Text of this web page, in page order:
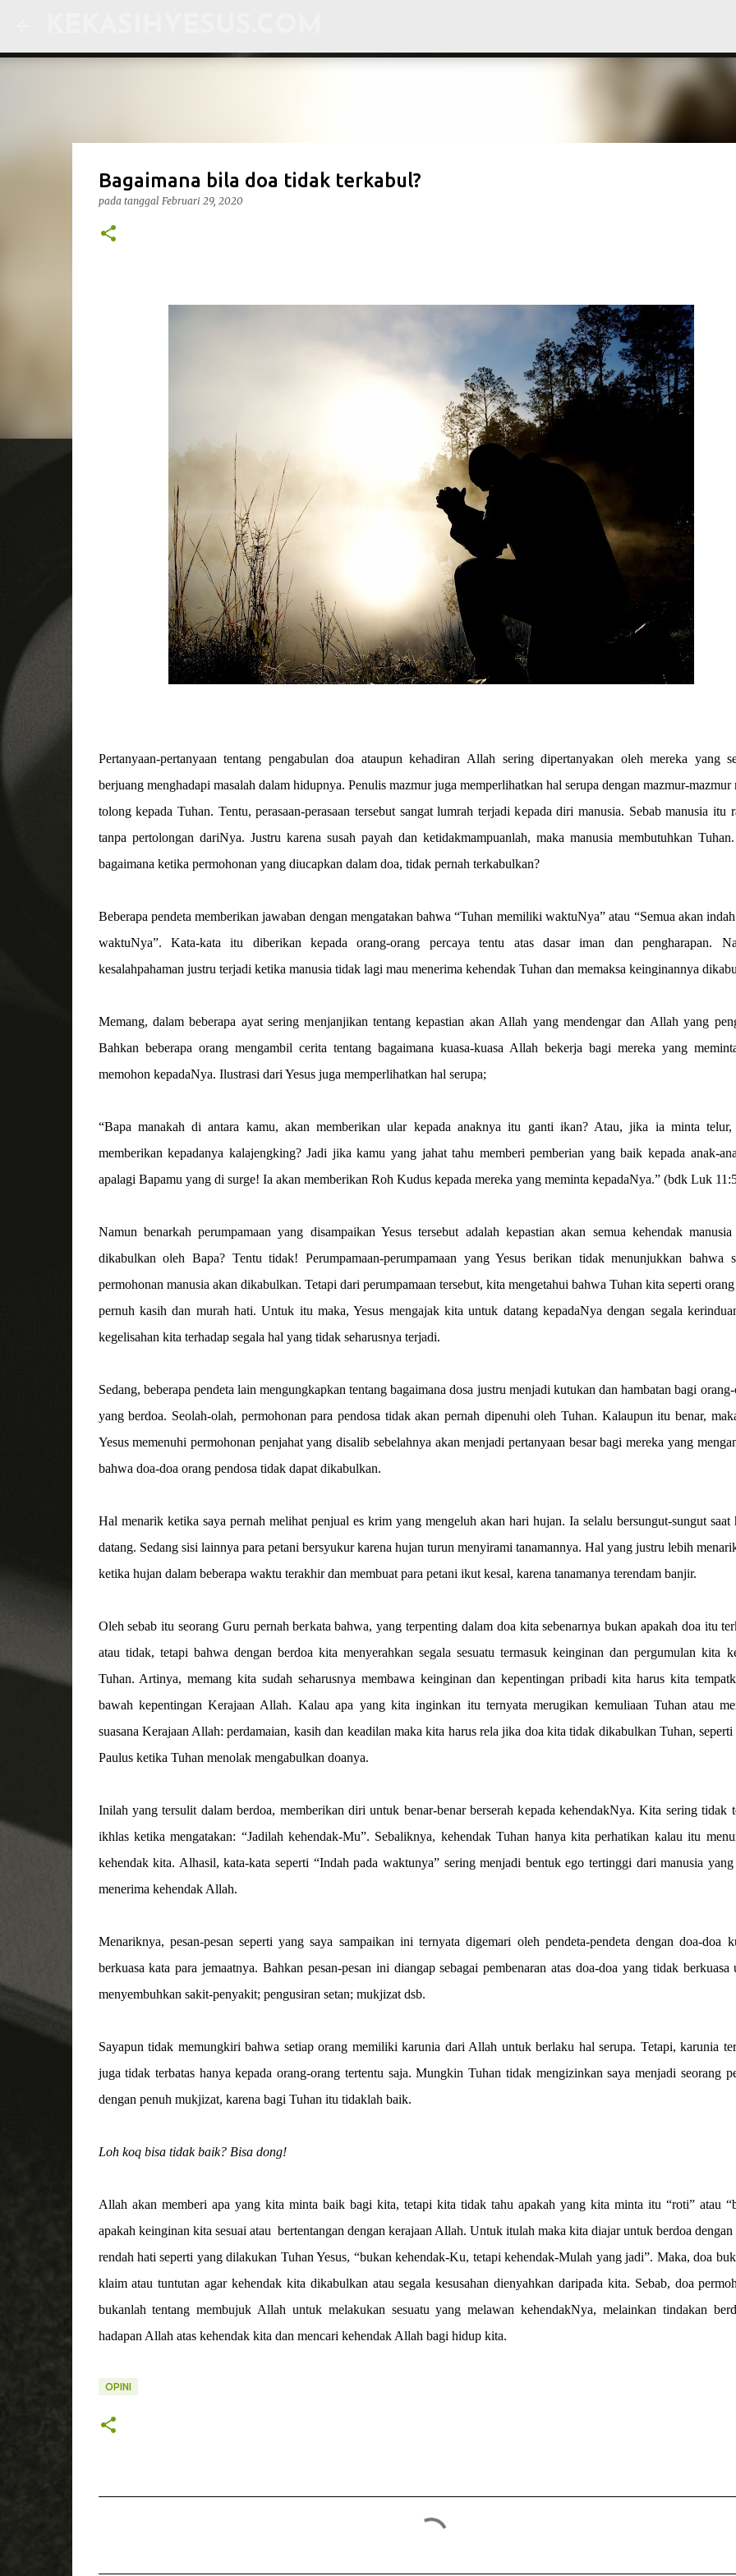
Bagaimana bila doa tidak terkabul?
pada tanggal Februari 29, 2020
Pertanyaan-pertanyaan tentang pengabulan doa ataupun kehadiran Allah sering dipertanyakan oleh mereka yang
berjuang menghadapi masalah dalam hidupnya. Penulis mazmur juga memperlihatkan hal serupa dengan mazmur-mazmur
tolong kepada Tuhan. Tentu, perasaan-perasaan tersebut sangat lumrah terjadi kepada diri manusia. Sebab manusia itu
tanpa pertolongan dariNya. Justru karena susah payah dan ketidakmampuanlah, maka manusia membutuhkan
bagaimana ketika permohonan yang diucapkan dalam doa, tidak pernah terkabulkan?
Beberapa pendeta memberikan jawaban dengan mengatakan bahwa “Tuhan memiliki waktuNya” atau “Semua akan
waktuNya”. Kata-kata itu diberikan kepada orang-orang percaya tentu atas dasar iman dan pengharapan.
kesalahpahaman justru terjadi ketika manusia tidak lagi mau menerima kehendak Tuhan dan memaksa keinginannya
Memang, dalam beberapa ayat sering menjanjikan tentang kepastian akan Allah yang mendengar dan Allah yang
Bahkan beberapa orang mengambil cerita tentang bagaimana kuasa-kuasa Allah bekerja bagi mereka yang
memohon kepadaNya. Ilustrasi dari Yesus juga memperlihatkan hal serupa;
“Bapa manakah di antara kamu, akan memberikan ular kepada anaknya itu ganti ikan? Atau, jika ia minta telur,
memberikan kepadanya kalajengking? Jadi jika kamu yang jahat tahu memberi pemberian yang baik kepada anak-
apalagi Bapamu yang di surge! Ia akan memberikan Roh Kudus kepada mereka yang meminta kepadaNya.” (bdk Luk
Namun benarkah perumpamaan yang disampaikan Yesus tersebut adalah kepastian akan semua kehendak manusia
dikabulkan oleh Bapa? Tentu tidak! Perumpamaan-perumpamaan yang Yesus berikan tidak menunjukkan bahwa
permohonan manusia akan dikabulkan. Tetapi dari perumpamaan tersebut, kita mengetahui bahwa Tuhan kita seperti
pernuh kasih dan murah hati. Untuk itu maka, Yesus mengajak kita untuk datang kepadaNya dengan segala
kegelisahan kita terhadap segala hal yang tidak seharusnya terjadi.
Sedang, beberapa pendeta lain mengungkapkan tentang bagaimana dosa justru menjadi kutukan dan hambatan bagi
yang berdoa. Seolah-olah, permohonan para pendosa tidak akan pernah dipenuhi oleh Tuhan. Kalaupun itu benar,
Yesus memenuhi permohonan penjahat yang disalib sebelahnya akan menjadi pertanyaan besar bagi mereka yang
bahwa doa-doa orang pendosa tidak dapat dikabulkan.
Hal menarik ketika saya pernah melihat penjual es krim yang mengeluh akan hari hujan. Ia selalu bersungut-sungut saat
datang. Sedang sisi lainnya para petani bersyukur karena hujan turun menyirami tanamannya. Hal yang justru lebih
ketika hujan dalam beberapa waktu terakhir dan membuat para petani ikut kesal, karena tanamanya terendam banjir.
Oleh sebab itu seorang Guru pernah berkata bahwa, yang terpenting dalam doa kita sebenarnya bukan apakah doa itu
atau tidak, tetapi bahwa dengan berdoa kita menyerahkan segala sesuatu termasuk keinginan dan pergumulan kita
Tuhan. Artinya, memang kita sudah seharusnya membawa keinginan dan kepentingan pribadi kita harus kita
bawah kepentingan Kerajaan Allah. Kalau apa yang kita inginkan itu ternyata merugikan kemuliaan Tuhan atau
suasana Kerajaan Allah: perdamaian, kasih dan keadilan maka kita harus rela jika doa kita tidak dikabulkan Tuhan, seperti
Paulus ketika Tuhan menolak mengabulkan doanya.
Inilah yang tersulit dalam berdoa, memberikan diri untuk benar-benar berserah kepada kehendakNya. Kita sering tidak
ikhlas ketika mengatakan: “Jadilah kehendak-Mu”. Sebaliknya, kehendak Tuhan hanya kita perhatikan kalau itu
kehendak kita. Alhasil, kata-kata seperti “Indah pada waktunya” sering menjadi bentuk ego tertinggi dari manusia
menerima kehendak Allah.
Menariknya, pesan-pesan seperti yang saya sampaikan ini ternyata digemari oleh pendeta-pendeta dengan doa-doa
berkuasa kata para jemaatnya. Bahkan pesan-pesan ini diangap sebagai pembenaran atas doa-doa yang tidak berkuasa
menyembuhkan sakit-penyakit; pengusiran setan; mukjizat dsb.
Sayapun tidak memungkiri bahwa setiap orang memiliki karunia dari Allah untuk berlaku hal serupa. Tetapi, karunia
juga tidak terbatas hanya kepada orang-orang tertentu saja. Mungkin Tuhan tidak mengizinkan saya menjadi seorang
dengan penuh mukjizat, karena bagi Tuhan itu tidaklah baik.
Loh koq bisa tidak baik? Bisa dong!
Allah akan memberi apa yang kita minta baik bagi kita, tetapi kita tidak tahu apakah yang kita minta itu “roti” atau
apakah keinginan kita sesuai atau bertentangan dengan kerajaan Allah. Untuk itulah maka kita diajar untuk berdoa dengan
rendah hati seperti yang dilakukan Tuhan Yesus, “bukan kehendak-Ku, tetapi kehendak-Mulah yang jadi”. Maka, doa
klaim atau tuntutan agar kehendak kita dikabulkan atau segala kesusahan dienyahkan daripada kita. Sebab, doa
bukanlah tentang membujuk Allah untuk melakukan sesuatu yang melawan kehendakNya, melainkan tindakan
hadapan Allah atas kehendak kita dan mencari kehendak Allah bagi hidup kita.
OPINI